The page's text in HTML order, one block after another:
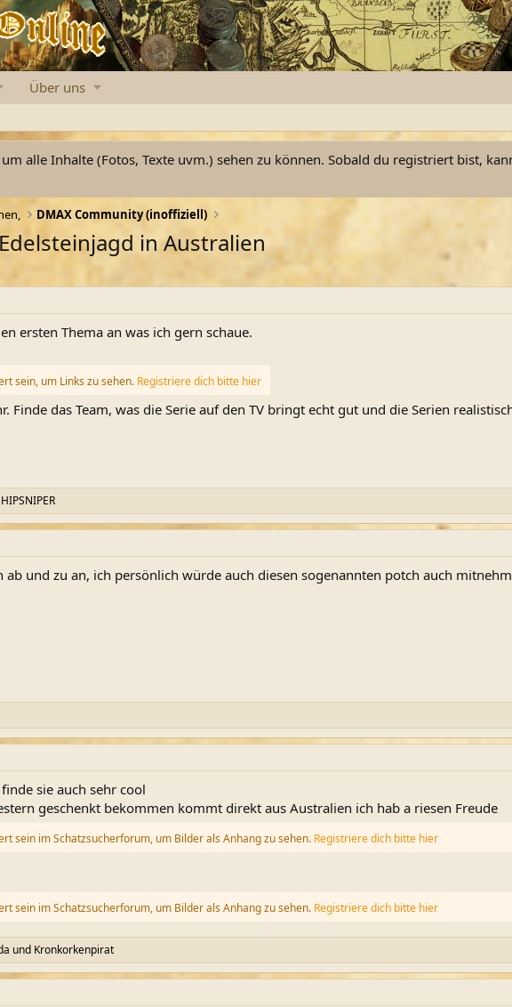
Über uns
alle Inhalte (Fotos, Texte uvm.) sehen zu können. Sobald du registriert bist,
DMAX Community (inoffiziell)
in Australien
ersten Thema an was ich gern schaue.
sein, um Links zu sehen. Registriere dich bitte hier
Finde das Team, was die Serie auf den TV bringt echt gut und die Serien
HIPSNIPER
ab und zu an, ich persönlich würde auch diesen sogenannten potch auch
sie auch sehr cool
geschenkt bekommen kommt direkt aus Australien ich hab a riesen Freude
sein im Schatzsucherforum, um Bilder als Anhang zu sehen. Registriere dich bitte hier
sein im Schatzsucherforum, um Bilder als Anhang zu sehen. Registriere dich bitte hier
und Kronkorkenpirat